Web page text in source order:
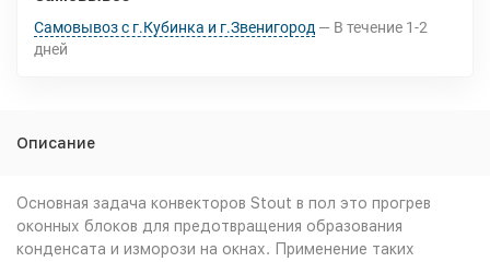
Самовывоз с г.Кубинка и г.Звенигород В течение 1-2
дней
Описание
Основная задача конвекторов Stout в пол это прогрев
оконных блоков для предотвращения образования
конденсата и изморози на окнах. Применение таких